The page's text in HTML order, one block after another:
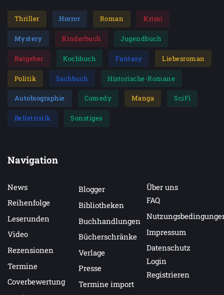
Thriller Horror Roman Krimi
Mystery Kinderbuch Jugendbuch
Ratgeber Kochbuch Fantasy Liebesroman
Politik Sachbuch Historische-Romane
Autobiographie Comedy Manga SciFi
Belletristik Sonstiges
Navigation
News
Reihenfolge
Leserunden
Video
Rezensionen
Termine
Coverbewertung
Blogger
Bibliotheken
Buchhandlungen
Bücherschränke
Verlage
Presse
Termine import
Über uns
FAQ
Impressum
Datenschutz
Login
Registrieren